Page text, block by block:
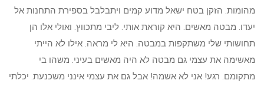
מהומות. הזקן בטח ישאל מדוע קמים ויתבלבל בספירת התחנות אל
יעדו. מבטה מאשים. היא קוראת אותי. ליבי מתכווץ. ואולי אלו הן
תחושותי שלי משתקפות במבטה. היא לי מראה. אילו לא הייתי
מאשימה את עצמי גם מבטה לא היה מאשים בעיני. משהו בי
מתקומם. רגע! אני לא אשמה! אבל גם את עצמי אינני משכנעת. יכלתי